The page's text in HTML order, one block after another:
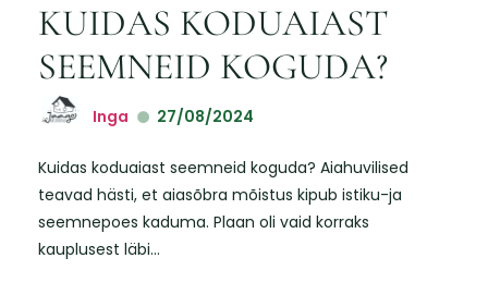
KUIDAS KODUAIAST
SEEMNEID KOGUDA?
Inga 27/08/2024
Kuidas koduaiast seemneid koguda? Aiahuvilised
teavad hästi, et aiasõbra mõistus kipub istiku-ja
seemnepoes kaduma. Plaan oli vaid korraks
kauplusest läbi...